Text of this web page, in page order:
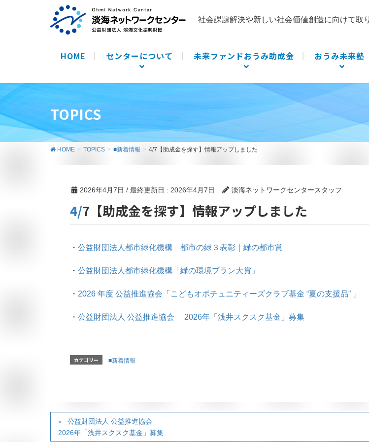
社会課題解決や新しい社会価値創造に向けて取
HOME センターについて 未来ファンドおうみ助成金 おうみ未来塾
TOPICS
HOME TOPICS ■新着情報 4/7【助成金を探す】情報アップしました
2026年4月7日 / 最終更新日 : 2026年4月7日 淡海ネットワークセンタースタッフ
4/7【助成金を探す】情報アップしました
・ 公益財団法人都市緑化機構 都市の緑３表彰｜緑の都市賞
・ 公益財団法人都市緑化機構「緑の環境プラン大賞」
・ 2026 年度 公益推進協会「こどもオポチュニティーズクラブ基金 “夏の支援品” 」
・ 公益財団法人 公益推進協会 2026年「浅井スクスク基金」募集
カテゴリー ■新着情報
公益財団法人 公益推進協会
2026年「浅井スクスク基金」募集